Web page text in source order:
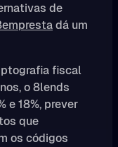
de
dá um
fiscal
o 8lends
e 18%, prever
que
os códigos